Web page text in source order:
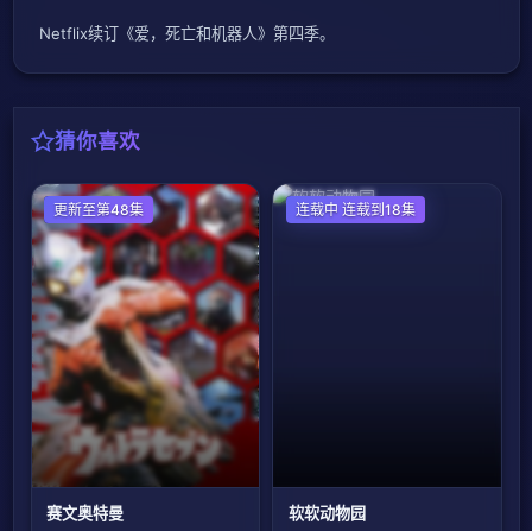
Netflix续订《爱，死亡和机器人》第四季。
猜你喜欢
日本动漫
更新至第48集
赛文奥特曼
国产动漫
连载中 连载到18集
软软动物园